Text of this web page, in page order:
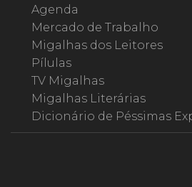
Agenda
Mercado de Trabalho
Migalhas dos Leitores
Pílulas
TV Migalhas
Migalhas Literárias
Dicionário de Péssimas